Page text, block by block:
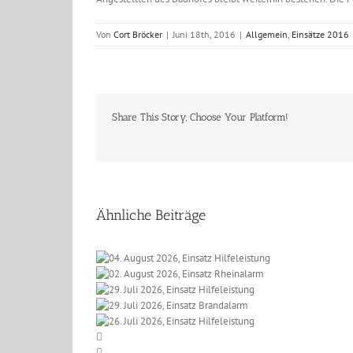
Von Cort Bröcker | Juni 18th, 2016 | Allgemein, Einsätze 2016
Share This Story, Choose Your Platform!
Ähnliche Beiträge